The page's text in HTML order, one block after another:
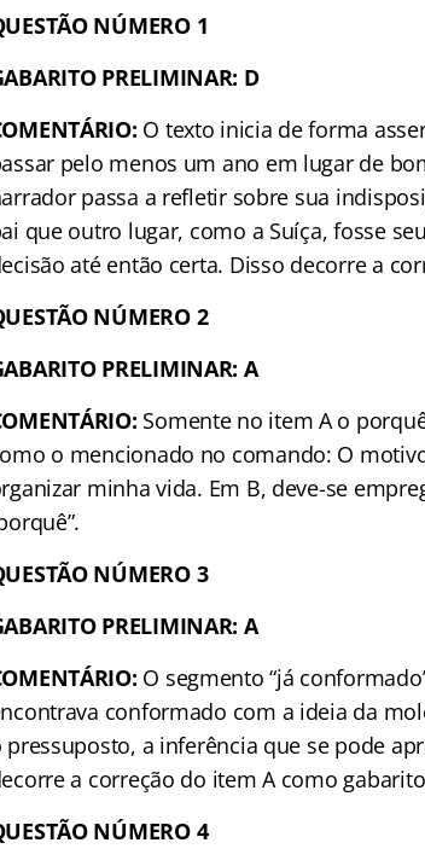
NÚMERO 1
PRELIMINAR: D
O texto inicia de forma
pelo menos um ano em lugar de
passa a refletir sobre sua
que outro lugar, como a Suíça, fosse
até então certa. Disso decorre a
NÚMERO 2
PRELIMINAR: A
Somente no item A o
o mencionado no comando: O
minha vida. Em B, deve-se
NÚMERO 3
PRELIMINAR: A
O segmento “já
conformado com a ideia da
pressuposto, a inferência que se pode
a correção do item A como
NÚMERO 4